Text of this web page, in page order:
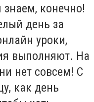
знаем, конечно!
день за
уроки,
выполняют. На
нет совсем! С
как день